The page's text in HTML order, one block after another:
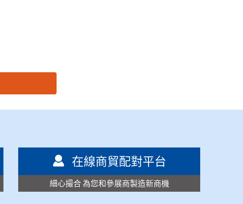
在線商貿配對平台
細心撮合 為您和參展商製造新商機